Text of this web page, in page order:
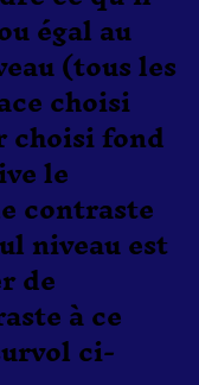
égal au
(tous les
choisi
fond
le
contraste
niveau est
de
à ce
ci-